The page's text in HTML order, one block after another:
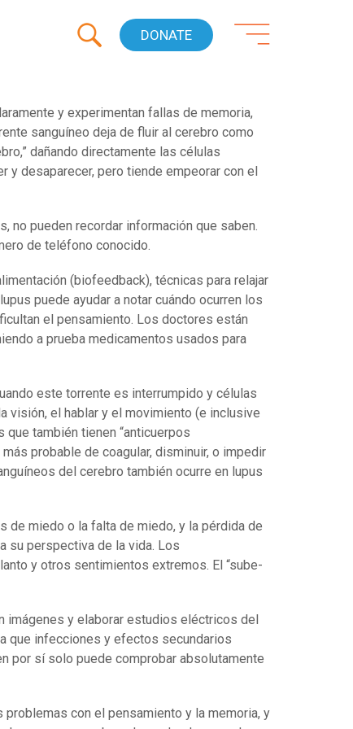
DONATE
y experimentan fallas de memoria,
sanguíneo deja de fluir al cerebro como
dañando directamente las células
y desaparecer, pero tiende empeorar con el
no pueden recordar información que saben.
de teléfono conocido.
(biofeedback), técnicas para relajar
puede ayudar a notar cuándo ocurren los
el pensamiento. Los doctores están
a prueba medicamentos usados para
este torrente es interrumpido y células
visión, el hablar y el movimiento (e inclusive
también tienen “anticuerpos
probable de coagular, disminuir, o impedir
del cerebro también ocurre en lupus
miedo o la falta de miedo, y la pérdida de
su perspectiva de la vida. Los
y otros sentimientos extremos. El “sube-
imágenes y elaborar estudios eléctricos del
que infecciones y efectos secundarios
por sí solo puede comprobar absolutamente
con el pensamiento y la memoria, y